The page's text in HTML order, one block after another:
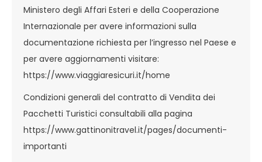
Ministero degli Affari Esteri e della Cooperazione
Internazionale per avere informazioni sulla
documentazione richiesta per l’ingresso nel Paese e
per avere aggiornamenti visitare:
https://www.viaggiaresicuri.it/home
Condizioni generali del contratto di Vendita dei
Pacchetti Turistici consultabili alla pagina
https://www.gattinonitravel.it/pages/documenti-
importanti